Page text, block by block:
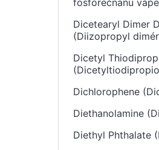
fosforečnanu
Dicetearyl Dimer
(Diizopropyl
Dicetyl
Dichlorophene
Diethanolamine
Diethyl Phthalate